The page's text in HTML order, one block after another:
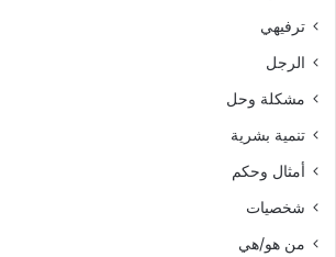
ترفيهي
الرجل
مشكلة وحل
تنمية بشرية
أمثال وحكم
شخصيات
من هو/هي